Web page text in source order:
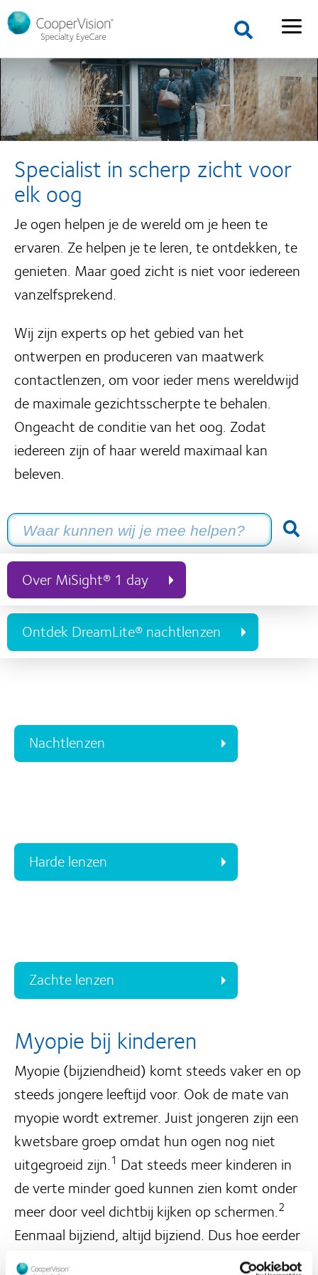
Specialist in scherp zicht voor
elk oog
Je ogen helpen je de wereld om je heen te
ervaren. Ze helpen je te leren, te ontdekken, te
genieten. Maar goed zicht is niet voor iedereen
vanzelfsprekend.
Wij zijn experts op het gebied van het
ontwerpen en produceren van maatwerk
contactlenzen, om voor ieder mens wereldwijd
de maximale gezichtsscherpte te behalen.
Ongeacht de conditie van het oog. Zodat
iedereen zijn of haar wereld maximaal kan
beleven.
Over MiSight® 1 day
Ontdek DreamLite® nachtlenzen
Nachtlenzen
Harde lenzen
Zachte lenzen
Myopie bij kinderen
Myopie (bijziendheid) komt steeds vaker en op
steeds jongere leeftijd voor. Ook de mate van
myopie wordt extremer. Juist jongeren zijn een
kwetsbare groep omdat hun ogen nog niet
uitgegroeid zijn.1 Dat steeds meer kinderen in
de verte minder goed kunnen zien komt onder
meer door veel dichtbij kijken op schermen.2
Eenmaal bijziend, altijd bijziend. Dus hoe eerder
het herkend én beperkt wordt, hoe beter.